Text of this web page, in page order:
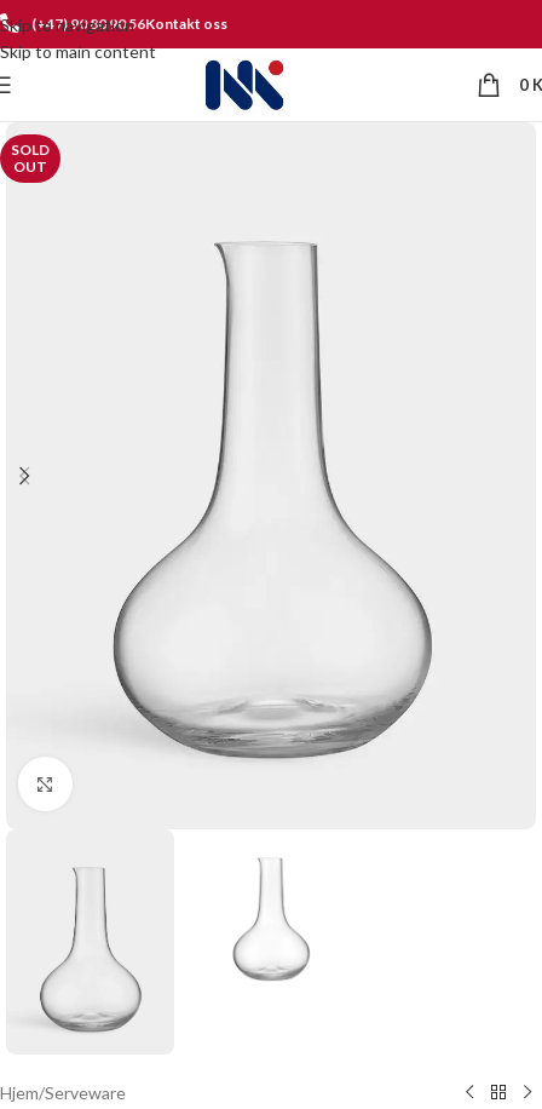
Skip to navigation
Skip to main content
(+47) 90 80 90 56Kontakt oss
0
SOLD
OUT
Hjem/Serveware